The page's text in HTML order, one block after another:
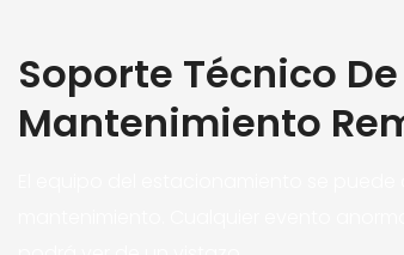
Soporte Técnico
Mantenimiento